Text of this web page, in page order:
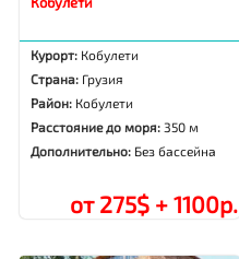
Курорт: Кобулети
Страна: Грузия
Район: Кобулети
Расстояние до моря: 350 м
Дополнительно: Без бассейна
от 275$ + 1100р.